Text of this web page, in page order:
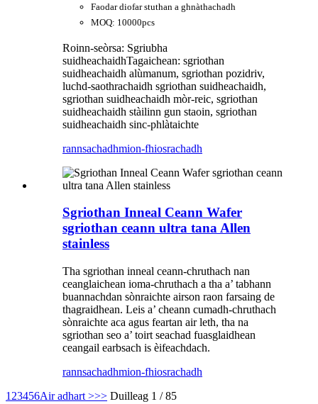
Faodar diofar stuthan a ghnàthachadh
MOQ: 10000pcs
Roinn-seòrsa: Sgriubha
suidheachaidhTagaichean: sgriothan
suidheachaidh alùmanum, sgriothan pozidriv,
luchd-saothrachaidh sgriothan suidheachaidh,
sgriothan suidheachaidh mòr-reic, sgriothan
suidheachaidh stàilinn gun staoin, sgriothan
suidheachaidh sinc-phlàtaichte
rannsachadhmion-fhiosrachadh
Sgriothan Inneal Ceann Wafer
sgriothan ceann ultra tana Allen
stainless
Tha sgriothan inneal ceann-chruthach nan
ceanglaichean ioma-chruthach a tha a’ tabhann
buannachdan sònraichte airson raon farsaing de
thagraidhean. Leis a’ cheann cumadh-chruthach
sònraichte aca agus feartan air leth, tha na
sgriothan seo a’ toirt seachad fuasglaidhean
ceangail earbsach is èifeachdach.
rannsachadhmion-fhiosrachadh
1 23456Air adhart >>> Duilleag 1 / 85